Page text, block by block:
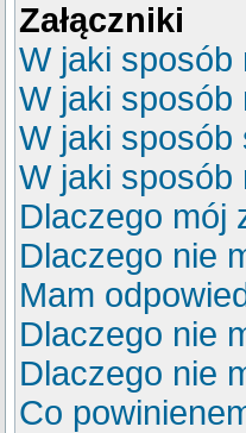
Załączniki
W jaki sposób
W jaki sposób
W jaki sposób
W jaki sposób
Dlaczego mój
Dlaczego nie
Mam
Dlaczego nie
Dlaczego nie
Co